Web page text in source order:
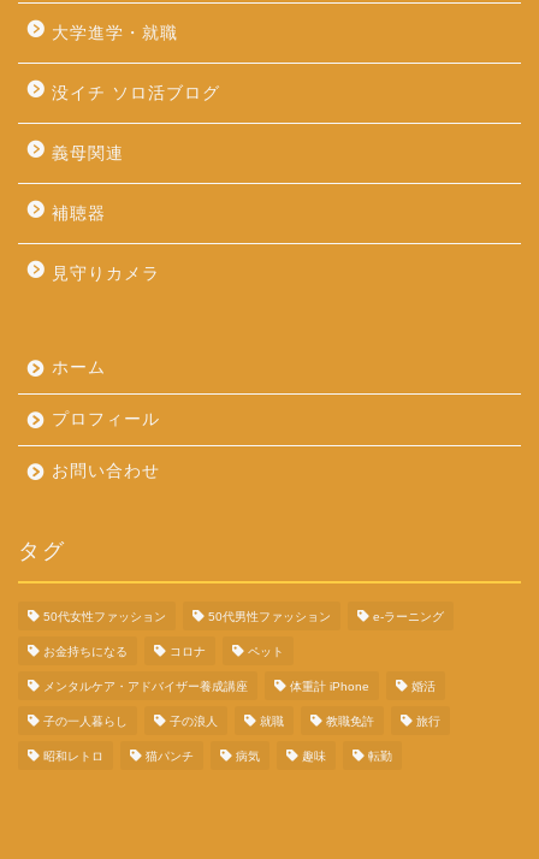
大学進学・就職
没イチ ソロ活ブログ
義母関連
補聴器
見守りカメラ
ホーム
プロフィール
お問い合わせ
タグ
50代女性ファッション 50代男性ファッション e-ラーニング
お金持ちになる コロナ ペット
メンタルケア・アドバイザー養成講座 体重計 iPhone 婚活
子の一人暮らし 子の浪人 就職 教職免許 旅行
昭和レトロ 猫パンチ 病気 趣味 転勤